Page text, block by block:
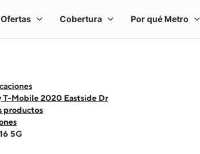
T-Mobile 2020 Eastside Dr
productos
5G